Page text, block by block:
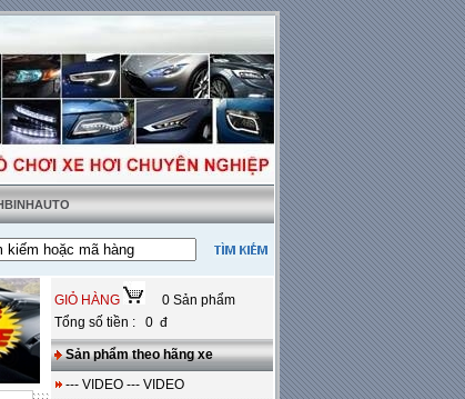
GIỎ HÀNG
0 Sản phẩm
Tổng số tiền : 0 đ
Sản phẩm theo hãng xe
--- VIDEO --- VIDEO